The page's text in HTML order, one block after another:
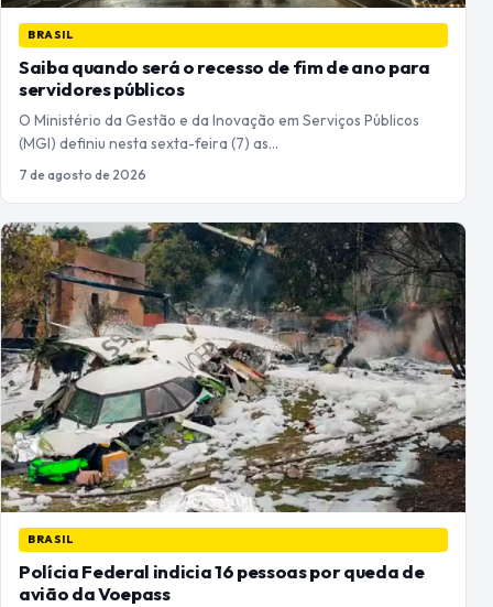
BRASIL
Saiba quando será o recesso de fim de ano para
servidores públicos
O Ministério da Gestão e da Inovação em Serviços Públicos
(MGI) definiu nesta sexta-feira (7) as…
7 de agosto de 2026
BRASIL
Polícia Federal indicia 16 pessoas por queda de
avião da Voepass